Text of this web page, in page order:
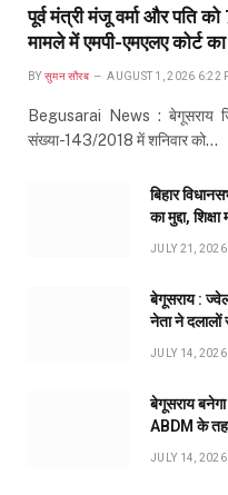
पूर्व मंत्री मंजू वर्मा और पति
मामले में एमपी-एमएलए कोर्ट
BY सुमन सौरब AUGUST 1, 2026 6:22
Begusarai News : बेगूसराय
संख्या-143/2018 में शनिवार को…
बिहार
का मुद्दा,
JULY 21, 2026
बेगूसराय :
नेता ने दलालों
JULY 14, 2026
बेगूसराय
ABDM के
JULY 14, 2026